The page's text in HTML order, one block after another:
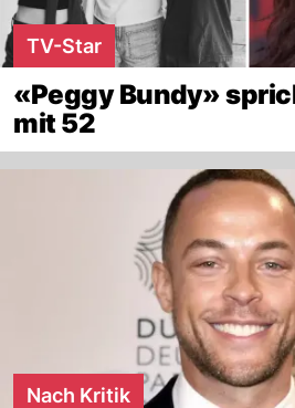
TV-Star
«Peggy Bundy»
mit 52
Nach Kritik